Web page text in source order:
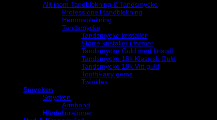
Allt inom Tandblekning & Tandsmycke
Professionell tandblekning
Hemmablekning
Tandsmycke
Tandsmycke kristaller
Större kristaller i former
Tandsmycke Guld med kristall
Tandsmycke 18k Klassisk Guld
Tandsmycke 18k Vitt guld
ToothFairy gems
Twinkles
Smycken
Smycken
Armband
Hårdekorationer